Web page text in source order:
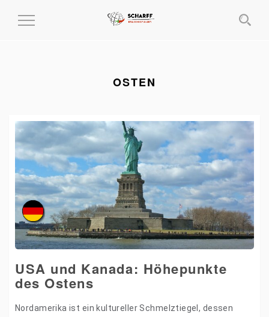
MENÜ
OSTEN
USA und Kanada: Höhepunkte
des Ostens
Nordamerika ist ein kultureller Schmelztiegel, dessen